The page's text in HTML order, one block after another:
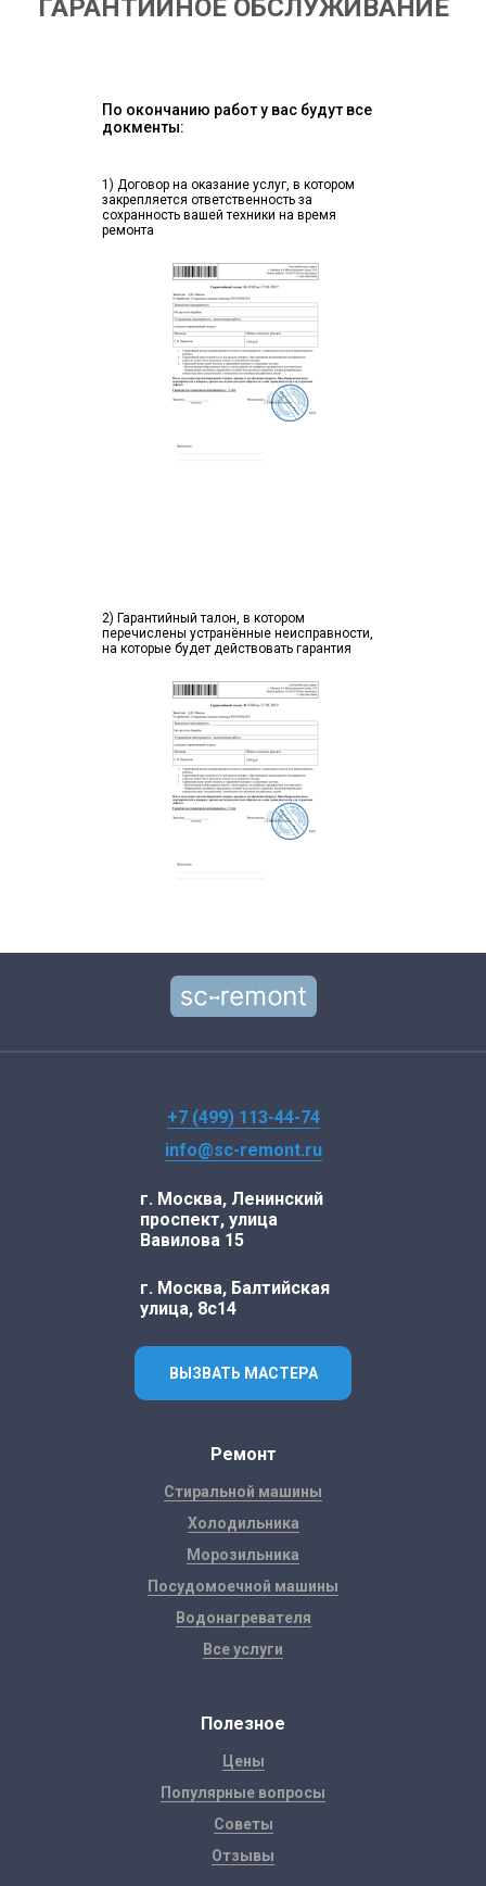
ГАРАНТИЙНОЕ ОБСЛУЖИВАНИЕ
По окончанию работ у вас будут все
докменты:
1) Договор на оказание услуг, в котором
закрепляется ответственность за
сохранность вашей техники на время
ремонта
2) Гарантийный талон, в котором
перечислены устранённые неисправности,
на которые будет действовать гарантия
+7 (499) 113-44-74
info@sc-remont.ru
г. Москва, Ленинский
проспект, улица
Вавилова 15
г. Москва, Балтийская
улица, 8с14
ВЫЗВАТЬ МАСТЕРА
Ремонт
Стиральной машины
Холодильника
Морозильника
Посудомоечной машины
Водонагревателя
Все услуги
Полезное
Цены
Популярные вопросы
Советы
Отзывы